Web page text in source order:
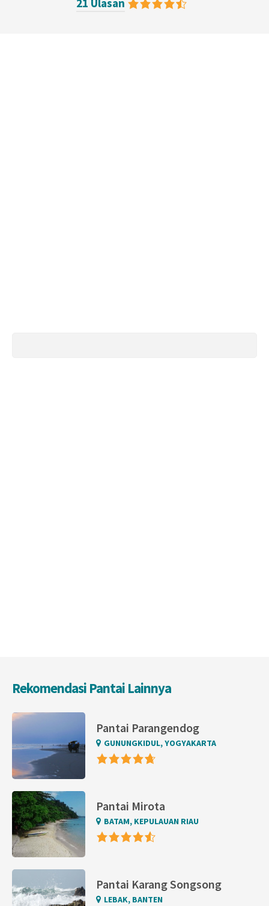
21 Ulasan
Rekomendasi Pantai Lainnya
Pantai Parangendog
GUNUNGKIDUL, YOGYAKARTA
Pantai Mirota
BATAM, KEPULAUAN RIAU
Pantai Karang Songsong
LEBAK, BANTEN